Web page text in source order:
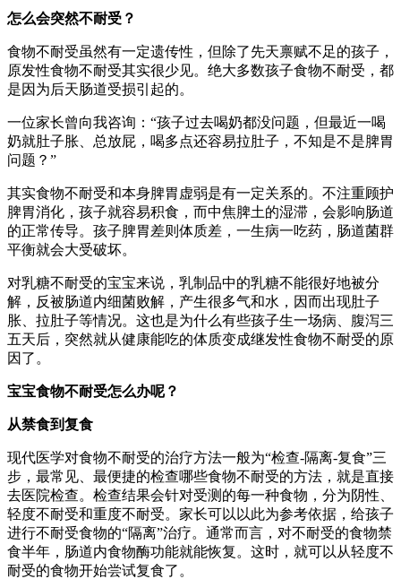
怎么会突然不耐受？
食物不耐受虽然有一定遗传性，但除了先天禀赋不足的孩子，
原发性食物不耐受其实很少见。绝大多数孩子食物不耐受，都
是因为后天肠道受损引起的。
一位家长曾向我咨询：“孩子过去喝奶都没问题，但最近一喝
奶就肚子胀、总放屁，喝多点还容易拉肚子，不知是不是脾胃
问题？”
其实食物不耐受和本身脾胃虚弱是有一定关系的。不注重顾护
脾胃消化，孩子就容易积食，而中焦脾土的湿滞，会影响肠道
的正常传导。孩子脾胃差则体质差，一生病一吃药，肠道菌群
平衡就会大受破坏。
对乳糖不耐受的宝宝来说，乳制品中的乳糖不能很好地被分
解，反被肠道内细菌败解，产生很多气和水，因而出现肚子
胀、拉肚子等情况。这也是为什么有些孩子生一场病、腹泻三
五天后，突然就从健康能吃的体质变成继发性食物不耐受的原
因了。
宝宝食物不耐受怎么办呢？
从禁食到复食
现代医学对食物不耐受的治疗方法一般为“检查-隔离-复食”三
步，最常见、最便捷的检查哪些食物不耐受的方法，就是直接
去医院检查。检查结果会针对受测的每一种食物，分为阴性、
轻度不耐受和重度不耐受。家长可以以此为参考依据，给孩子
进行不耐受食物的“隔离”治疗。通常而言，对不耐受的食物禁
食半年，肠道内食物酶功能就能恢复。这时，就可以从轻度不
耐受的食物开始尝试复食了。